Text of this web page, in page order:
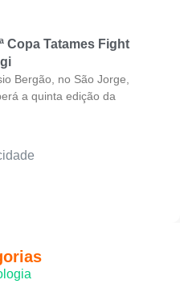
Copa Tatames Fight
Bergão, no São Jorge,
a quinta edição da